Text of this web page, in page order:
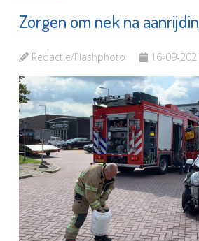
Zorgen om nek na
Redactie/Flashphoto 16-09-